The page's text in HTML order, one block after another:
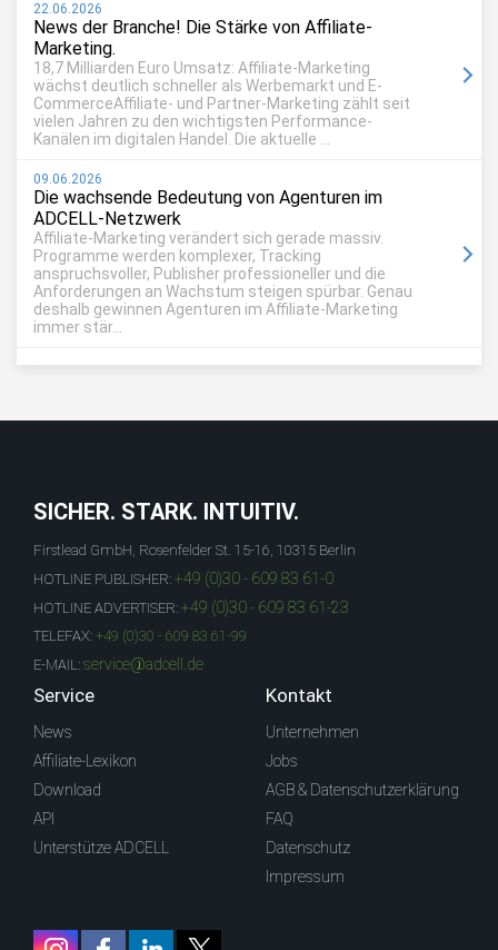
22.06.2026
News der Branche! Die Stärke von Affiliate-
Marketing.
18,7 Milliarden Euro Umsatz: Affiliate-Marketing
wächst deutlich schneller als Werbemarkt und E-
CommerceAffiliate- und Partner-Marketing zählt seit
vielen Jahren zu den wichtigsten Performance-
Kanälen im digitalen Handel. Die aktuelle ...
09.06.2026
Die wachsende Bedeutung von Agenturen im
ADCELL-Netzwerk
Affiliate-Marketing verändert sich gerade massiv.
Programme werden komplexer, Tracking
anspruchsvoller, Publisher professioneller und die
Anforderungen an Wachstum steigen spürbar. Genau
deshalb gewinnen Agenturen im Affiliate-Marketing
immer stär...
SICHER. STARK. INTUITIV.
Firstlead GmbH, Rosenfelder St. 15-16, 10315 Berlin
HOTLINE PUBLISHER: +49 (0)30 - 609 83 61-0
HOTLINE ADVERTISER: +49 (0)30 - 609 83 61-23
TELEFAX: +49 (0)30 - 609 83 61-99
E-MAIL: service@adcell.de
Service
News
Affiliate-Lexikon
Download
API
Unterstütze ADCELL
Kontakt
Unternehmen
Jobs
AGB & Datenschutzerklärung
FAQ
Datenschutz
Impressum